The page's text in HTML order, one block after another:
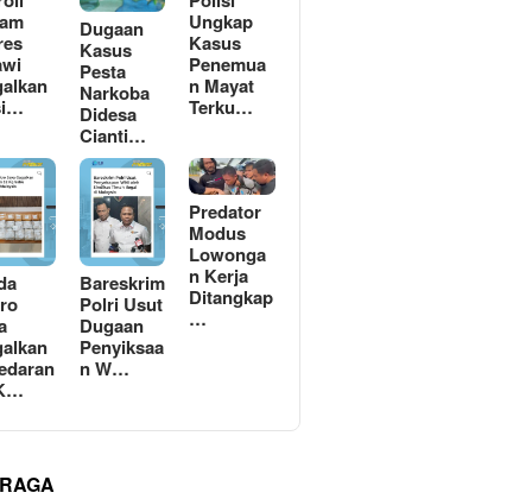
Dugaan
Kasus
Pesta
Narkoba
Didesa
Cianti…
Ungkap
Kasus
Penemua
n Mayat
Terku…
Bareskrim
Polri Usut
Dugaan
Penyiksaa
n W…
Predator
Modus
Lowonga
n Kerja
Ditangkap
…